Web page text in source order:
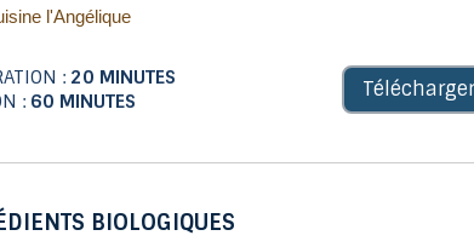
l'Angélique
: 20 MINUTES
: 60 MINUTES
BIOLOGIQUES